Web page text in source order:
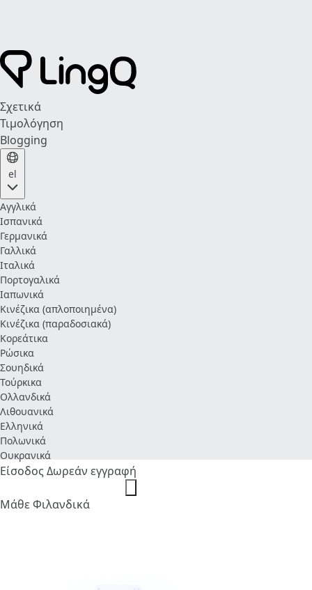
Σχετικά
Τιμολόγηση
Blogging
el
Αγγλικά
Ισπανικά
Γερμανικά
Γαλλικά
Ιταλικά
Πορτογαλικά
Ιαπωνικά
Κινέζικα (απλοποιημένα)
Κινέζικα (παραδοσιακά)
Κορεάτικα
Ρώσικα
Σουηδικά
Τούρκικα
Ολλανδικά
Λιθουανικά
Ελληνικά
Πολωνικά
Ουκρανικά
ΕίσοδοςΔωρεάν εγγραφή
Μάθε Φιλανδικά